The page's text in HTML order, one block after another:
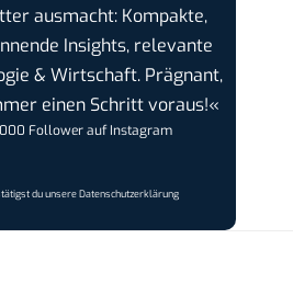
ausmacht: Kompakte,
Insights, relevante
& Wirtschaft. Prägnant,
einen Schritt voraus!«
Follower auf Instagram
du unsereDatenschutzerklärung